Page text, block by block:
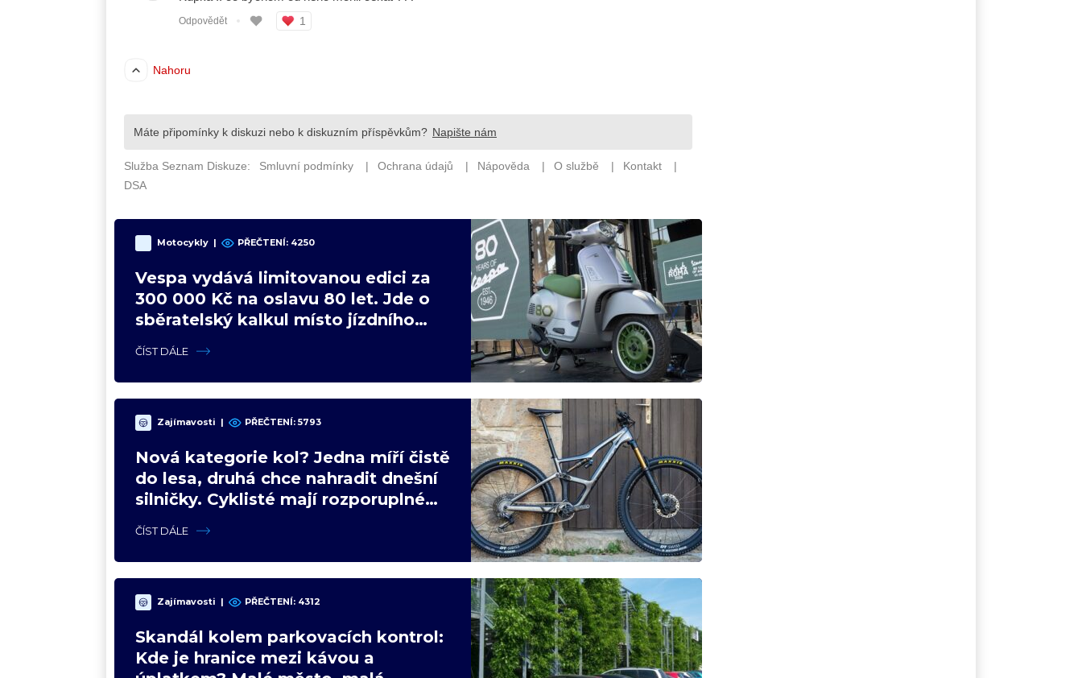
Motocykly | PŘEČTENÍ: 4250
Vespa vydává limitovanou edici za
300 000 Kč na oslavu 80 let. Jde o
sběratelský kalkul místo jízdního
upgradu
ČÍST DÁLE
Zajímavosti | PŘEČTENÍ: 5793
Nová kategorie kol? Jedna míří čistě
do lesa, druhá chce nahradit dnešní
silničky. Cyklisté mají rozporuplné
názory
ČÍST DÁLE
Zajímavosti | PŘEČTENÍ: 4312
Skandál kolem parkovacích kontrol:
Kde je hranice mezi kávou a